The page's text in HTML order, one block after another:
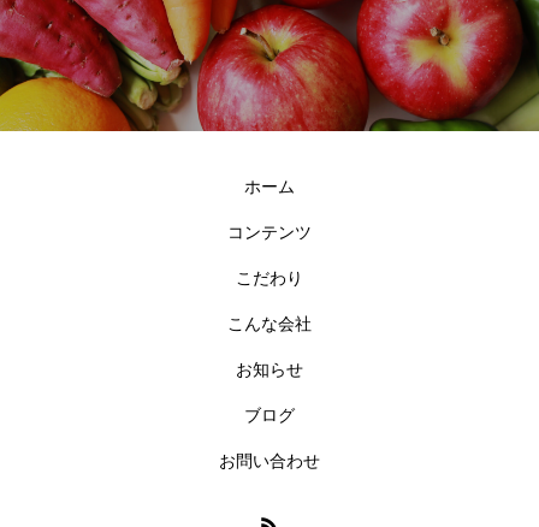
ホーム
コンテンツ
こだわり
こんな会社
お知らせ
ブログ
お問い合わせ